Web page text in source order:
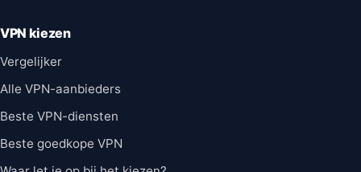
VPN kiezen
Vergelijker
Alle VPN-aanbieders
Beste VPN-diensten
Beste goedkope VPN